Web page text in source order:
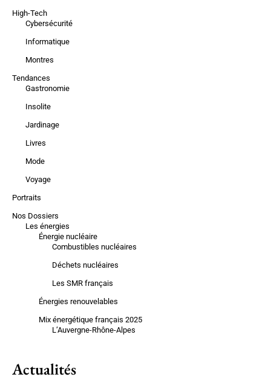
High-Tech
Cybersécurité
Informatique
Montres
Tendances
Gastronomie
Insolite
Jardinage
Livres
Mode
Voyage
Portraits
Nos Dossiers
Les énergies
Énergie nucléaire
Combustibles nucléaires
Déchets nucléaires
Les SMR français
Énergies renouvelables
Mix énergétique français 2025
L’Auvergne-Rhône-Alpes
Actualités